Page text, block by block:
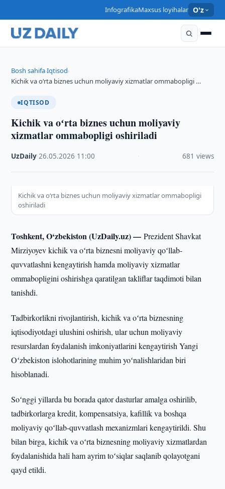
InfografikaMaxsus loyihalar O'z
Bosh sahifa›Iqtisod›
Kichik va oʻrta biznes uchun moliyaviy xizmatlar ommabopligi …
IQTISOD
Kichik va oʻrta biznes uchun moliyaviy
xizmatlar ommabopligi oshiriladi
UzDaily ·26.05.2026 11:00 681 views
Kichik va oʻrta biznes uchun moliyaviy xizmatlar ommabopligi
oshiriladi
Toshkent, O‘zbekiston (UzDaily.uz) —Prezident Shavkat
Mirziyoyev kichik va oʻrta biznesni moliyaviy qoʻllab-
quvvatlashni kengaytirish hamda moliyaviy xizmatlar
ommabopligini oshirishga qaratilgan takliflar taqdimoti bilan
tanishdi.
Tadbirkorlikni rivojlantirish, kichik va oʻrta biznesning
iqtisodiyotdagi ulushini oshirish, ular uchun moliyaviy
resurslardan foydalanish imkoniyatlarini kengaytirish Yangi
Oʻzbekiston islohotlarining muhim yoʻnalishlaridan biri
hisoblanadi.
Soʻnggi yillarda bu borada qator dasturlar amalga oshirilib,
tadbirkorlarga kredit, kompensatsiya, kafillik va boshqa
moliyaviy qoʻllab-quvvatlash mexanizmlari kengaytirildi. Shu
bilan birga, kichik va oʻrta biznesning moliyaviy xizmatlardan
foydalanishida hali ham ayrim toʻsiqlar saqlanib qolayotgani
qayd etildi.